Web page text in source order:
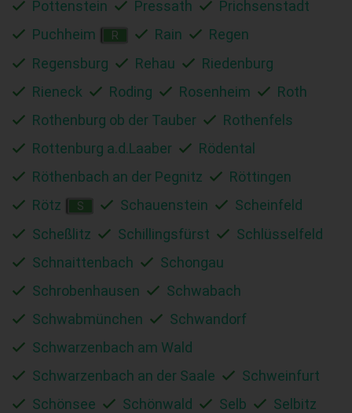
Pottenstein
Pressath
Prichsenstadt
Puchheim
R Rain
Regen
Regensburg
Rehau
Riedenburg
Rieneck
Roding Rosenheim
Roth
Rothenburg ob der Tauber
Rothenfels
Rottenburg a.d.Laaber
Rödental
Röthenbach an der Pegnitz
Röttingen
Rötz
S Schauenstein
Scheinfeld
Scheßlitz
Schillingsfürst
Schlüsselfeld
Schnaittenbach
Schongau
Schrobenhausen
Schwabach
Schwabmünchen
Schwandorf
Schwarzenbach am Wald
Schwarzenbach an der Saale
Schweinfurt
Schönsee
Schönwald Selb
Selbitz